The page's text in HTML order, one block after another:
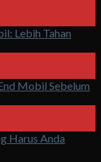
Lebih Tahan
Mobil Sebelum
Harus Anda